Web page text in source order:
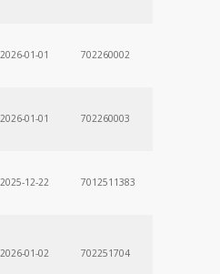
2026-01-01 702260002
2026-01-01 702260003
2025-12-22 7012511383
2026-01-02 702251704